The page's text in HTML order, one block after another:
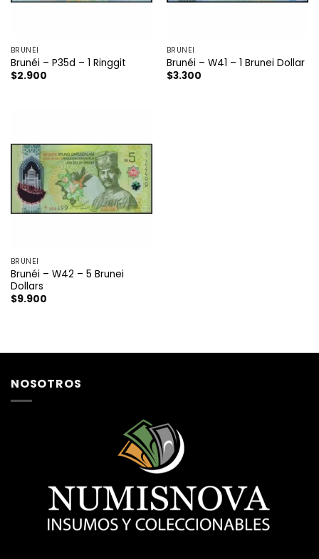
BRUNÉI
Brunéi – P35d – 1 Ringgit
$2.900
BRUNÉI
Brunéi – W41 – 1 Brunei Dollar
$3.300
BRUNÉI
Brunéi – W42 – 5 Brunei
Dollars
$9.900
NOSOTROS